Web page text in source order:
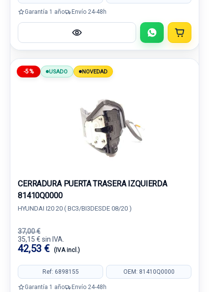
Garantía 1 año Envío 24-48h
-5% USADO NOVEDAD
CERRADURA PUERTA TRASERA IZQUIERDA
81410Q0000
HYUNDAI I20 20 ( BC3/BI3DESDE 08/20 )
37,00 €
35,15 € sin IVA.
42,53 € (IVA incl.)
Ref: 6898155 OEM: 81410Q0000
Garantía 1 año Envío 24-48h